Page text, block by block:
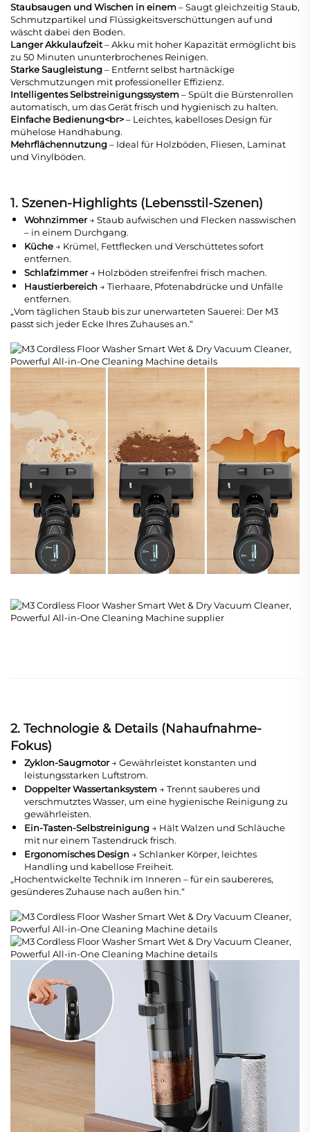
Staubsaugen und Wischen in einem– Saugt gleichzeitig Staub,
Schmutzpartikel und Flüssigkeitsverschüttungen auf und
wäscht dabei den Boden.
Langer Akkulaufzeit– Akku mit hoher Kapazität ermöglicht bis
zu 50 Minuten ununterbrochenes Reinigen.
Starke Saugleistung– Entfernt selbst hartnäckige
Verschmutzungen mit professioneller Effizienz.
Intelligentes Selbstreinigungssystem– Spült die Bürstenrollen
automatisch, um das Gerät frisch und hygienisch zu halten.
Einfache Bedienung<br>– Leichtes, kabelloses Design für
mühelose Handhabung.
Mehrflächennutzung– Ideal für Holzböden, Fliesen, Laminat
und Vinylböden.
1. Szenen-Highlights (Lebensstil-Szenen)
Wohnzimmer→ Staub aufwischen und Flecken nasswischen
– in einem Durchgang.
Küche → Krümel, Fettflecken und Verschüttetes sofort
entfernen.
Schlafzimmer→ Holzböden streifenfrei frisch machen.
Haustierbereich → Tierhaare, Pfotenabdrücke und Unfälle
entfernen.
„Vom täglichen Staub bis zur unerwarteten Sauerei: Der M3
passt sich jeder Ecke Ihres Zuhauses an.“
2. Technologie & Details (Nahaufnahme-
Fokus)
Zyklon-Saugmotor→ Gewährleistet konstanten und
leistungsstarken Luftstrom.
Doppelter Wassertanksystem → Trennt sauberes und
verschmutztes Wasser, um eine hygienische Reinigung zu
gewährleisten.
Ein-Tasten-Selbstreinigung → Hält Walzen und Schläuche
mit nur einem Tastendruck frisch.
Ergonomisches Design → Schlanker Körper, leichtes
Handling und kabellose Freiheit.
„Hochentwickelte Technik im Inneren – für ein saubereres,
gesünderes Zuhause nach außen hin.“